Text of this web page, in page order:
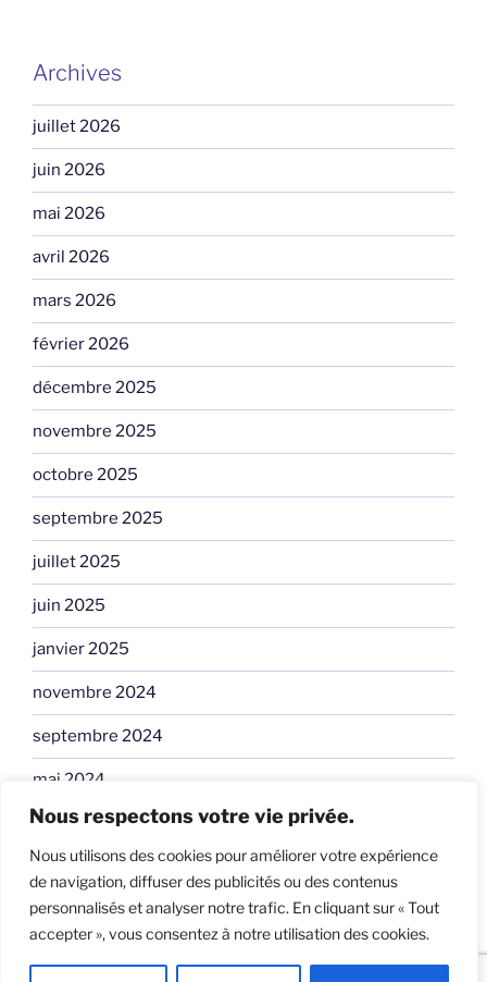
Nous respectons votre vie privée.
Nous utilisons des cookies pour améliorer votre expérience
de navigation, diffuser des publicités ou des contenus
personnalisés et analyser notre trafic. En cliquant sur « Tout
accepter », vous consentez à notre utilisation des cookies.
Archives
juillet 2026
juin 2026
mai 2026
avril 2026
mars 2026
février 2026
décembre 2025
novembre 2025
octobre 2025
septembre 2025
juillet 2025
juin 2025
janvier 2025
novembre 2024
septembre 2024
mai 2024
avril 2024
janvier 2024